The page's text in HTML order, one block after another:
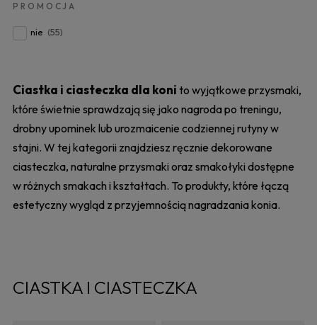
PROMOCJA
nie (55)
Ciastka i ciasteczka dla koni to wyjątkowe przysmaki,
które świetnie sprawdzają się jako nagroda po treningu,
drobny upominek lub urozmaicenie codziennej rutyny w
stajni. W tej kategorii znajdziesz ręcznie dekorowane
ciasteczka, naturalne przysmaki oraz smakołyki dostępne
w różnych smakach i kształtach. To produkty, które łączą
estetyczny wygląd z przyjemnością nagradzania konia.
CIASTKA I CIASTECZKA